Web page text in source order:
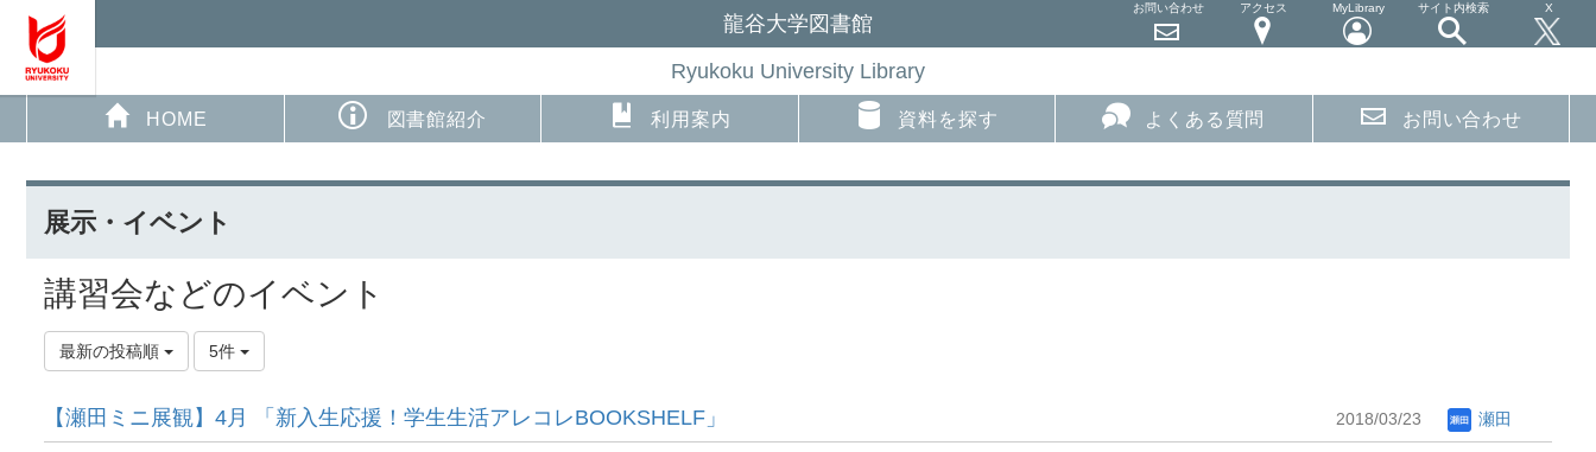
龍谷大学図書館
Ryukoku University Library
お問い合わせ アクセス MyLibrary サイト内検索 X
HOME 図書館紹介 利用案内 資料を探す よくある質問 お問い合わせ
展示・イベント
講習会などのイベント
最新の投稿順 5件
【瀬田ミニ展観】4月 「新入生応援！学生生活アレコレBOOKSHELF」 2018/03/23 瀬田